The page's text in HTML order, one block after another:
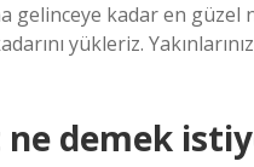
gelinceye kadar en güzel
yükleriz.
demek